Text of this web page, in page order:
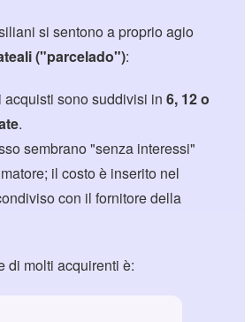
si sentono a proprio agio
("parcelado"):
acquisti sono suddivisi in 6, 12 o
.
sembrano "senza interessi"
il costo è inserito nel
con il fornitore della
di molti acquirenti è: